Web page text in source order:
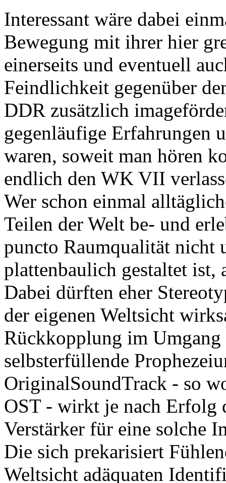
Interessant wäre dabei
Bewegung mit ihrer hier
einerseits und eventuell
Feindlichkeit gegenüber
DDR zusätzlich
gegenläufige Erfahrungen
waren, soweit man hören
endlich den WK VII
Wer schon einmal
Teilen der Welt be- und
puncto Raumqualität nicht
plattenbaulich gestaltet ist,
Dabei dürften eher
der eigenen Weltsicht
Rückkopplung im Umgang
selbsterfüllende
OriginalSoundTrack - so
OST - wirkt je nach Erfolg
Verstärker für eine solche
Die sich prekarisiert
Weltsicht adäquaten